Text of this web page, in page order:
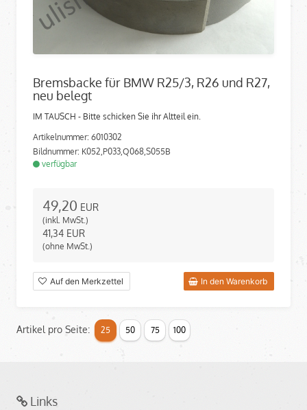
Bremsbacke für BMW R25/3, R26 und R27,
neu belegt
IM TAUSCH - Bitte schicken Sie ihr Altteil ein.
Artikelnummer: 6010302
Bildnummer: K052,P033,Q068,S055B
verfügbar
49,20 EUR
(inkl. MwSt.)
41,34 EUR
(ohne MwSt.)
Auf den Merkzettel In den Warenkorb
Artikel pro Seite: 25 50 75 100
Links